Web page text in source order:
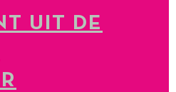
UIT DE